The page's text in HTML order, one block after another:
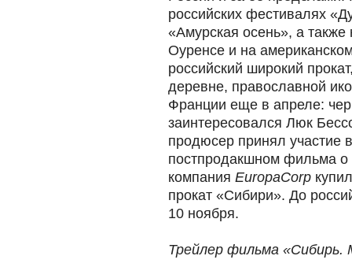
российских фестивалях
«Амурская осень», а
Оуренсе и на
российский широкий
деревне, православной
Франции еще в апреле:
заинтересовался Люк
продюсер принял участие
постпродакшном фильма о
компания EuropaCorp
прокат «Сибири». До
10 ноября.
Трейлер фильма «Сибирь.